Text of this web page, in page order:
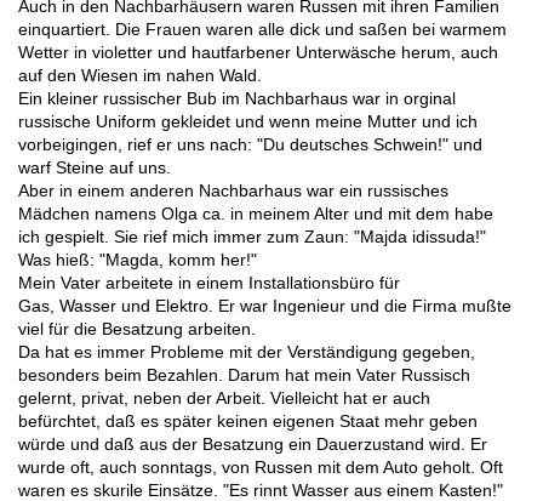
Auch in den Nachbarhäusern waren Russen mit ihren Familien
einquartiert. Die Frauen waren alle dick und saßen bei warmem
Wetter in violetter und hautfarbener Unterwäsche herum, auch
auf den Wiesen im nahen Wald.
Ein kleiner russischer Bub im Nachbarhaus war in orginal
russische Uniform gekleidet und wenn meine Mutter und ich
vorbeigingen, rief er uns nach: "Du deutsches Schwein!" und
warf Steine auf uns.
Aber in einem anderen Nachbarhaus war ein russisches
Mädchen namens Olga ca. in meinem Alter und mit dem habe
ich gespielt. Sie rief mich immer zum Zaun: "Majda idissuda!"
Was hieß: "Magda, komm her!"
Mein Vater arbeitete in einem Installationsbüro für
Gas, Wasser und Elektro. Er war Ingenieur und die Firma mußte
viel für die Besatzung arbeiten.
Da hat es immer Probleme mit der Verständigung gegeben,
besonders beim Bezahlen. Darum hat mein Vater Russisch
gelernt, privat, neben der Arbeit. Vielleicht hat er auch
befürchtet, daß es später keinen eigenen Staat mehr geben
würde und daß aus der Besatzung ein Dauerzustand wird. Er
wurde oft, auch sonntags, von Russen mit dem Auto geholt. Oft
waren es skurile Einsätze. "Es rinnt Wasser aus einem Kasten!"